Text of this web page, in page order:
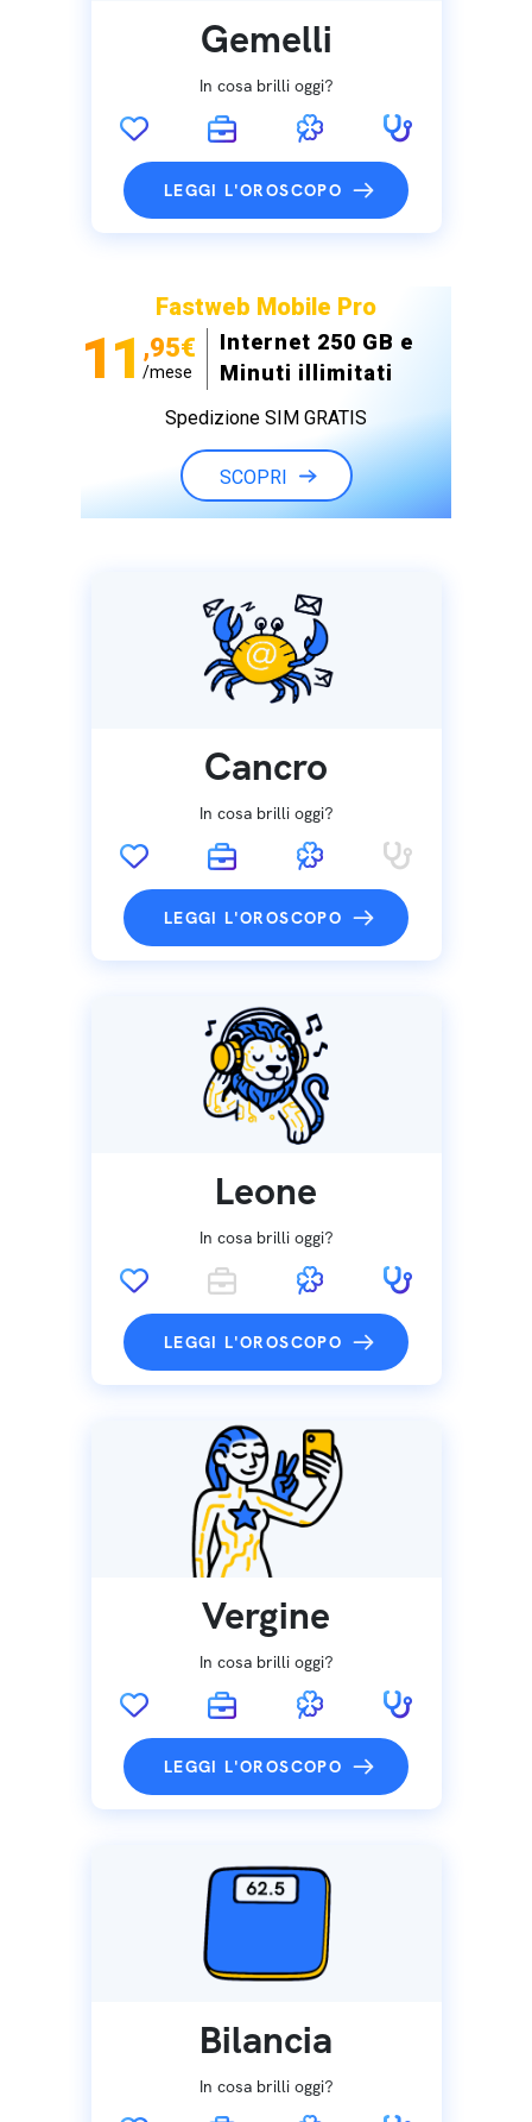
Gemelli
In cosa brilli oggi?
LEGGI L'OROSCOPO
Fastweb Mobile Pro
11 ,95€
/mese
Internet 250 GB e
Minuti illimitati
Spedizione SIM GRATIS
SCOPRI
Cancro
In cosa brilli oggi?
LEGGI L'OROSCOPO
Leone
In cosa brilli oggi?
LEGGI L'OROSCOPO
Vergine
In cosa brilli oggi?
LEGGI L'OROSCOPO
Bilancia
In cosa brilli oggi?